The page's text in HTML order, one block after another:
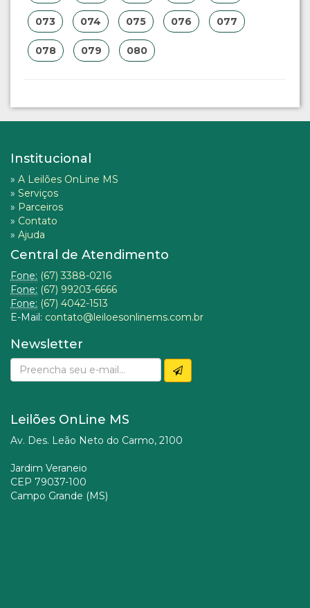
073 074 075 076 077
078 079 080
Institucional
» A Leilões OnLine MS
» Serviços
» Parceiros
» Contato
» Ajuda
Central de Atendimento
Fone: (67) 3388-0216
Fone: (67) 99203-6666
Fone: (67) 4042-1513
E-Mail: contato@leiloesonlinems.com.br
Newsletter
Leilões OnLine MS
Av. Des. Leão Neto do Carmo, 2100
Jardim Veraneio
CEP 79037-100
Campo Grande (MS)